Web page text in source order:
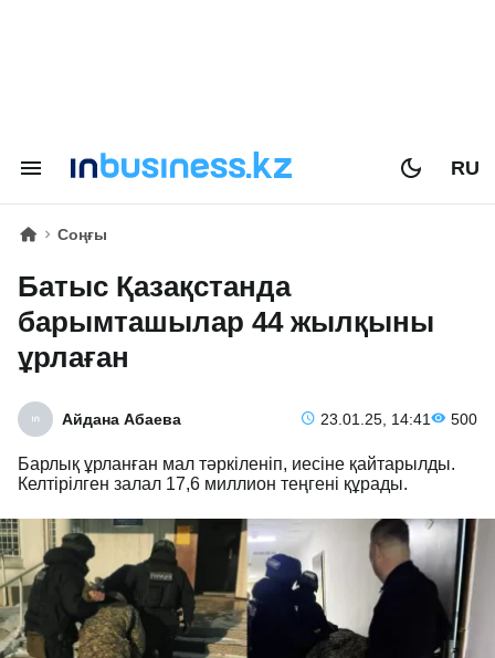
RU
Соңғы
Батыс Қазақстанда
барымташылар 44 жылқыны
ұрлаған
Айдана Абаева 23.01.25, 14:41 500
Барлық ұрланған мал тәркіленіп, иесіне қайтарылды.
Келтірілген залал 17,6 миллион теңгені құрады.